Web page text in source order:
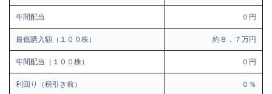
年間配当 ０円
最低購入額（１００株） 約８．７万円
年間配当（１００株） ０円
利回り（税引き前） ０％